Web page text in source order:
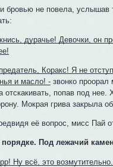
бровью не повела, услышав
дурачье! Девочки, он
Коракс! Я не
и масло! - звонко
отскакивать, попав под
Мокрая грива закрыла
её вопрос, мисс Пай
Под лежачий
Ну всё, это